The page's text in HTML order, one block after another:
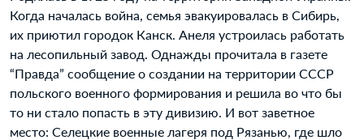
Когда началась война, семья эвакуировалась в Сибирь,
их приютил городок Канск. Анеля устроилась работать
на лесопильный завод. Однажды прочитала в газете
“Правда” сообщение о создании на территории СССР
польского военного формирования и решила во что бы
то ни стало попасть в эту дивизию. И вот заветное
место: Селецкие военные лагеря под Рязанью, где шло